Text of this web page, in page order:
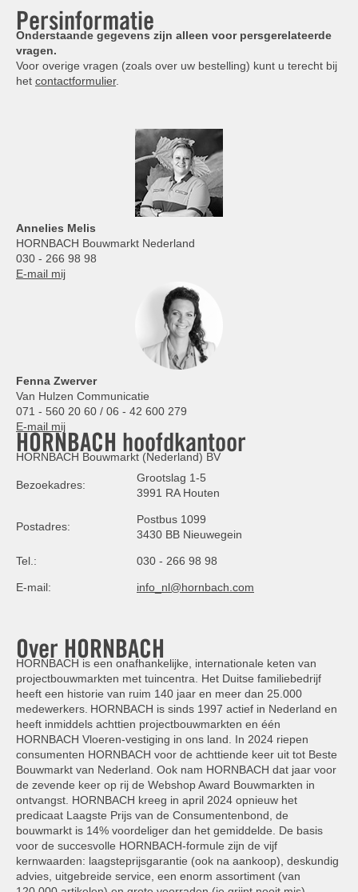
Persinformatie
Onderstaande gegevens zijn alleen voor persgerelateerde
vragen.
Voor overige vragen (zoals over uw bestelling) kunt u terecht bij
het contactformulier.
Annelies Melis
HORNBACH Bouwmarkt Nederland
030 - 266 98 98
E-mail mij
Fenna Zwerver
Van Hulzen Communicatie
071 - 560 20 60 / 06 - 42 600 279
E-mail mij
HORNBACH hoofdkantoor
HORNBACH Bouwmarkt (Nederland) BV
Bezoekadres:
Grootslag 1-5
3991 RA Houten
Postadres:
Postbus 1099
3430 BB Nieuwegein
Tel.: 030 - 266 98 98
E-mail: info_nl@hornbach.com
Over HORNBACH
HORNBACH is een onafhankelijke, internationale keten van
projectbouwmarkten met tuincentra. Het Duitse familiebedrijf
heeft een historie van ruim 140 jaar en meer dan 25.000
medewerkers. HORNBACH is sinds 1997 actief in Nederland en
heeft inmiddels achttien projectbouwmarkten en één
HORNBACH Vloeren-vestiging in ons land. In 2024 riepen
consumenten HORNBACH voor de achttiende keer uit tot Beste
Bouwmarkt van Nederland. Ook nam HORNBACH dat jaar voor
de zevende keer op rij de Webshop Award Bouwmarkten in
ontvangst. HORNBACH kreeg in april 2024 opnieuw het
predicaat Laagste Prijs van de Consumentenbond, de
bouwmarkt is 14% voordeliger dan het gemiddelde. De basis
voor de succesvolle HORNBACH-formule zijn de vijf
kernwaarden: laagsteprijsgarantie (ook na aankoop), deskundig
advies, uitgebreide service, een enorm assortiment (van